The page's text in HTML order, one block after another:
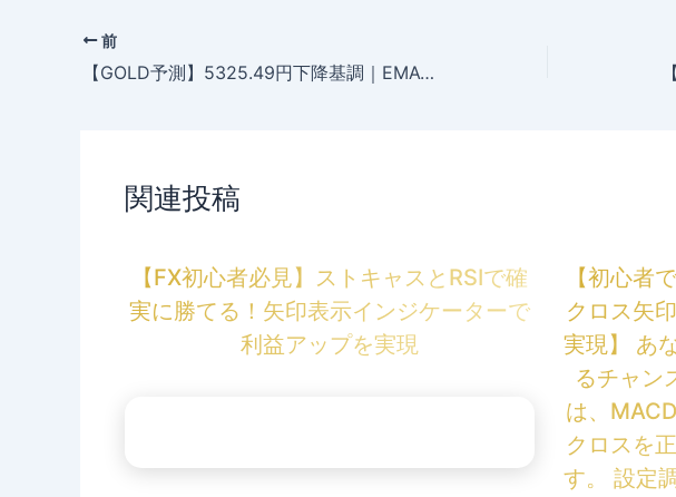
前
【GOLD予測】5325.49円下降基調｜EMA10下抜けで見る24時間の値動き【03/03】
関連投稿
【FX初心者必見】ストキャスとRSIで確
実に勝てる！矢印表示インジケーターで
利益アップを実現
【初心者
クロス矢
実現】 あ
るチャン
は、
クロスを
す。 設定